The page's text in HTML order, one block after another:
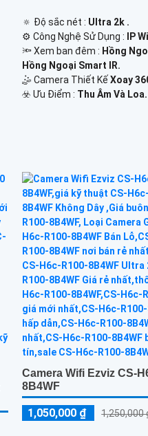
🔅 Độ sắc nét : Ultra 2k .
⚙ Công Nghệ Sử Dụng :
IP
🔦 Xem ban đêm : Hồng
Hồng Ngoại Smart IR.
🤹 Camera Thiết KếXoay
️☣️ Ưu Điểm : Thu Âm Và Loa.
Camera Wifi Ezviz CS-
8B4WF
1,050,000 ₫ 1,250,000